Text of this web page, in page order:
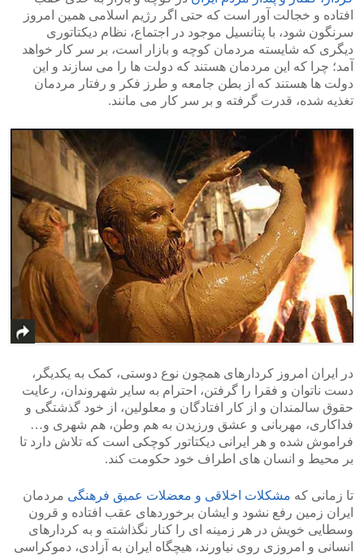
افتاده و خجالت آور است که حتی اگر رژیم اسلامی همین امروز
سرنگون شود، با پتانسیل موجود در اجتماع، نظام دیکتاتوری
دیگری که شایسته مردمان کوچه و بازار است، بر سر کار خواهد
آمد؛ چرا که این مردمان هستند که دولت ها را می سازند و این
دولت ها هستند که از بطن جامعه و طرز فکر و رفتار مردمان
تغذیه شده، قدرت گرفته و بر سر کار می مانند.
در ایران امروز کردارهای همچون نوع دوستی، کمک به یکدیگر،
دست ناتوان و فقرا را گرفتن، احترام به سایر شهروندان، رعایت
حقوق سالمندان و از کار افتادگان و معلولین، از خود گذشتگی و
فداکاری، مهربانی و عشق ورزیدن به هم وطن، هم شهری و…
فراموش شده و هر ایرانی دیکتاتور کوچکی است که تلاش دارد تا
بر محیط و انسان های اطراف خود حکومت کند.
تا زمانی که مشکلات اخلاقی و معضلات عمیق فرهنگی مردمان
ایران زمین رفع نشود و ایشان برخوردهای عقب افتاده و قرون
وسطایی خویش در هر زمینه ای را کنار نگذاشته و به کردارهای
انسانی و امروزی روی نیاورند، هیچگاه ایران به آزادی، دموکراسی